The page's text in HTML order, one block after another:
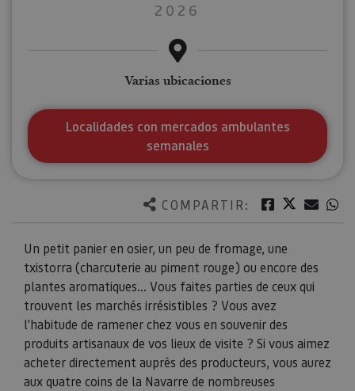
COMPARTIR: Facebook
Twitter
Un petit panier en osier, un peu de fromage, une
txistorra (charcuterie au piment rouge) ou encore des
plantes aromatiques... Vous faites parties de ceux qui
trouvent les marchés irrésistibles ? Vous avez
l'habitude de ramener chez vous en souvenir des
produits artisanaux de vos lieux de visite ? Si vous aimez
acheter directement auprès des producteurs, vous aurez
aux quatre coins de la Navarre de nombreuses
2026
Varias ubicaciones
Localidades con mercados ambulantes
semanales